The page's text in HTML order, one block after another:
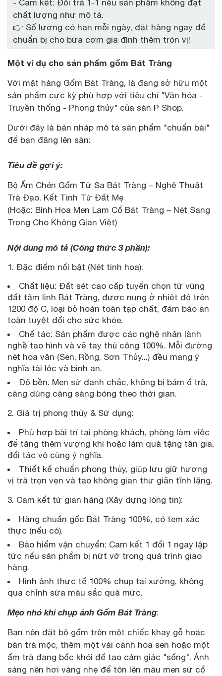
- Cam kết: Đổi trả 1-1 nếu sản phẩm không đạt
chất lượng như mô tả.
👉 Số lượng có hạn mỗi ngày, đặt hàng ngay để
chuẩn bị cho bữa cơm gia đình thêm tròn vị!
Một ví dụ cho sản phẩm gốm Bát Tràng
Với mặt hàng Gốm Bát Tràng, là đang sở hữu một
sản phẩm cực kỳ phù hợp với tiêu chí "Văn hóa -
Truyền thống - Phong thủy" của sàn P Shop.
Dưới đây là bản nháp mô tả sản phẩm "chuẩn bài"
để bạn đăng lên sàn:
Tiêu đề gợi ý:
Bộ Ấm Chén Gốm Tử Sa Bát Tràng – Nghệ Thuật
Trà Đạo, Kết Tinh Từ Đất Mẹ
(Hoặc: Bình Hoa Men Lam Cổ Bát Tràng – Nét Sang
Trọng Cho Không Gian Việt)
Nội dung mô tả (Công thức 3 phần):
Đặc điểm nổi bật (Nét tinh hoa):
Chất liệu: Đất sét cao cấp tuyển chọn từ vùng
đất tâm linh Bát Tràng, được nung ở nhiệt độ trên
1200 độ C, loại bỏ hoàn toàn tạp chất, đảm bảo an
toàn tuyệt đối cho sức khỏe.
Chế tác: Sản phẩm được các nghệ nhân lành
nghề tạo hình và vẽ tay thủ công 100%. Mỗi đường
nét hoa văn (Sen, Rồng, Sơn Thủy...) đều mang ý
nghĩa tài lộc và bình an.
Độ bền: Men sứ đanh chắc, không bị bám ố trà,
càng dùng càng sáng bóng theo thời gian.
2. Giá trị phong thủy & Sử dụng:
Phù hợp bài trí tại phòng khách, phòng làm việc
để tăng thêm vượng khí hoặc làm quà tặng tân gia,
đối tác vô cùng ý nghĩa.
Thiết kế chuẩn phong thủy, giúp lưu giữ hương
vị trà trọn vẹn và tạo không gian thư giãn tĩnh lặng.
3. Cam kết từ gian hàng (Xây dựng lòng tin):
Hàng chuẩn gốc Bát Tràng 100%, có tem xác
thực (nếu có).
Bảo hiểm vận chuyển: Cam kết 1 đổi 1 ngay lập
tức nếu sản phẩm bị nứt vỡ trong quá trình giao
hàng.
Hình ảnh thực tế 100% chụp tại xưởng, không
qua chỉnh sửa màu sắc quá mức.
Mẹo nhỏ khi chụp ảnh Gốm Bát Tràng:
Bạn nên đặt bộ gốm trên một chiếc khay gỗ hoặc
bàn trà mộc, thêm một vài cánh hoa sen hoặc một
ấm trà đang bốc khói để tạo cảm giác "sống". Ánh
sáng nên hơi vàng nhẹ để tôn lên màu men sứ cổ